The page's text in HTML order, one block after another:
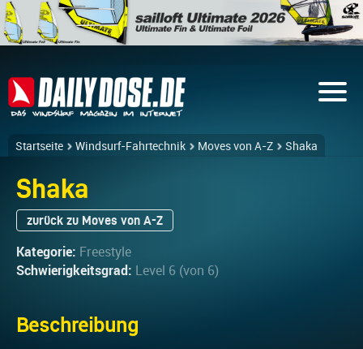
Startseite Windsurf-Fahrtechnik Moves von A-Z Shaka
Shaka
zurück zu Moves von A-Z
Kategorie: Freestyle
Schwierigkeitsgrad: Level 6 (von 6)
Beschreibung